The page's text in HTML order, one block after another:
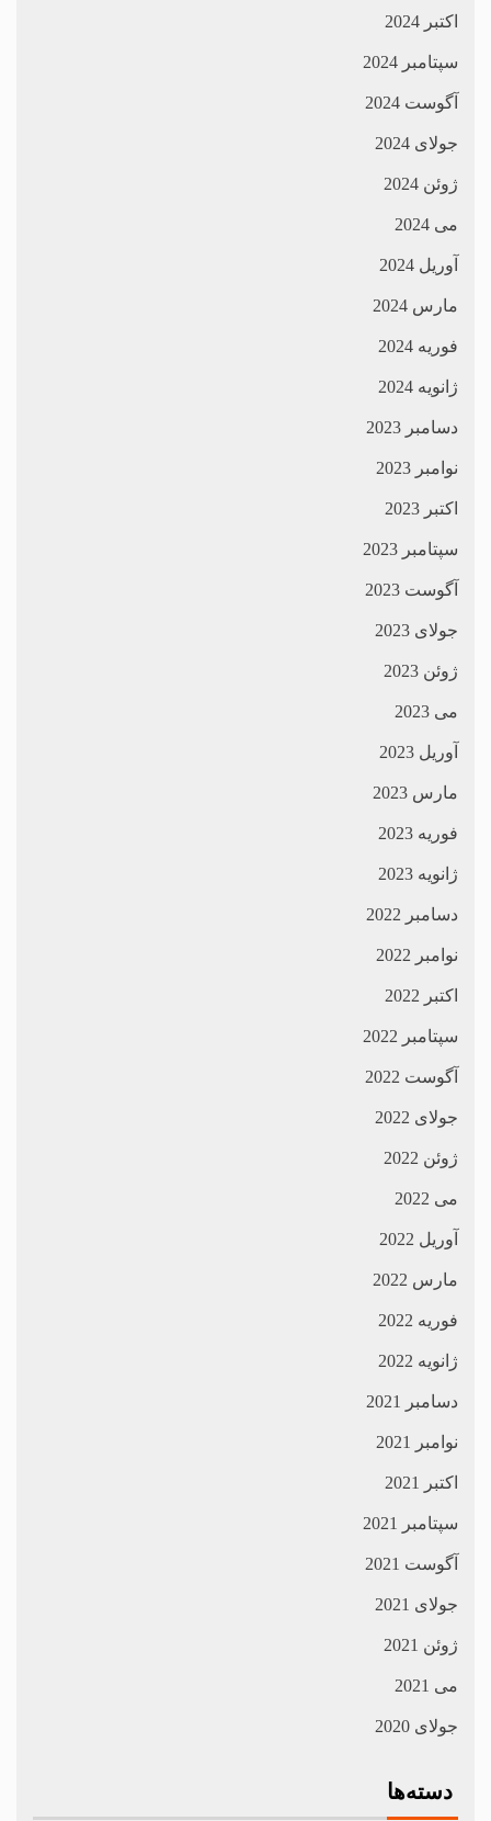
اکتبر 2024
سپتامبر 2024
آگوست 2024
جولای 2024
ژوئن 2024
می 2024
آوریل 2024
مارس 2024
فوریه 2024
ژانویه 2024
دسامبر 2023
نوامبر 2023
اکتبر 2023
سپتامبر 2023
آگوست 2023
جولای 2023
ژوئن 2023
می 2023
آوریل 2023
مارس 2023
فوریه 2023
ژانویه 2023
دسامبر 2022
نوامبر 2022
اکتبر 2022
سپتامبر 2022
آگوست 2022
جولای 2022
ژوئن 2022
می 2022
آوریل 2022
مارس 2022
فوریه 2022
ژانویه 2022
دسامبر 2021
نوامبر 2021
اکتبر 2021
سپتامبر 2021
آگوست 2021
جولای 2021
ژوئن 2021
می 2021
جولای 2020
دسته‌ها